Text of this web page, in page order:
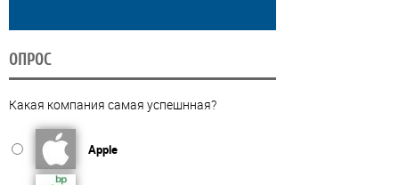
ОПРОС
Какая компания самая успешнная?
Apple